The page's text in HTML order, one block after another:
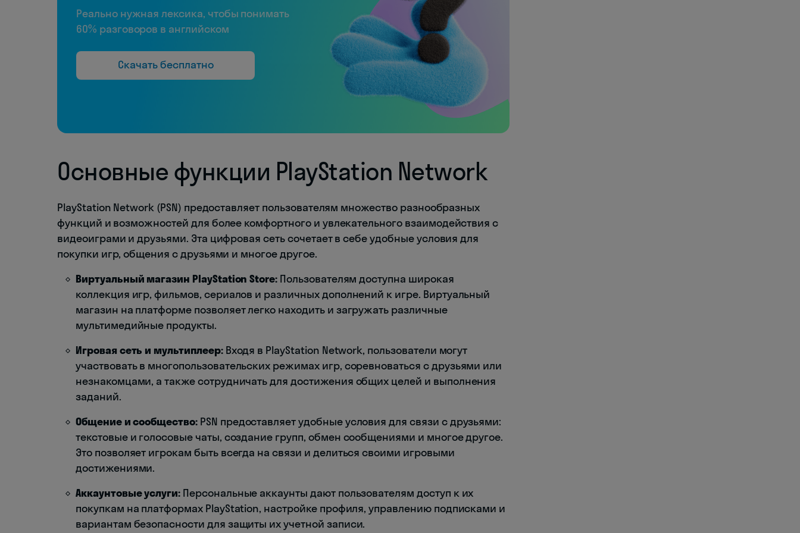
Реально нужная лексика, чтобы понимать
60% разговоров в английском
Скачать бесплатно
Основные функции PlayStation Network
PlayStation Network (PSN) предоставляет пользователям множество разнообразных
функций и возможностей для более комфортного и увлекательного взаимодействия с
видеоиграми и друзьями. Эта цифровая сеть сочетает в себе удобные условия для
покупки игр, общения с друзьями и многое другое.
Виртуальный магазин PlayStation Store: Пользователям доступна широкая
коллекция игр, фильмов, сериалов и различных дополнений к игре. Виртуальный
магазин на платформе позволяет легко находить и загружать различные
мультимедийные продукты.
Игровая сеть и мультиплеер:Входя в PlayStation Network, пользователи могут
участвовать в многопользовательских режимах игр, соревноваться с друзьями или
незнакомцами, а также сотрудничать для достижения общих целей и выполнения
заданий.
Общение и сообщество:PSN предоставляет удобные условия для связи с друзьями:
текстовые и голосовые чаты, создание групп, обмен сообщениями и многое другое.
Это позволяет игрокам быть всегда на связи и делиться своими игровыми
достижениями.
Аккаунтовые услуги: Персональные аккаунты дают пользователям доступ к их
покупкам на платформах PlayStation, настройке профиля, управлению подписками и
вариантам безопасности для защиты их учетной записи.